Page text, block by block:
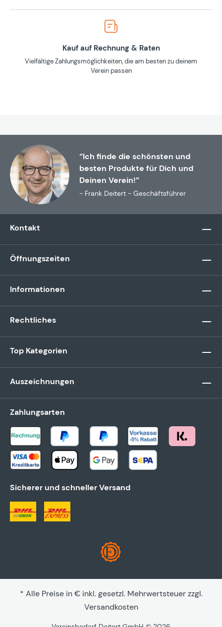
Kauf auf Rechnung & Raten
Vielfältige Zahlungsmöglichkeiten, die am besten zu deinem
Verein passen
“Ich finde die schönsten und
besten Produkte für Dich und
Deinen Verein!”
- Frank Deitert - Geschäftsführer
Kontakt
Öffnungszeiten
Informationen
Rechtliches
Top Kategorien
Auszeichnungen
Zahlungsarten
Sicherer und schneller Versand
* Alle Preise in € inkl. gesetzl. Mehrwertsteuer zzgl.
Versandkosten